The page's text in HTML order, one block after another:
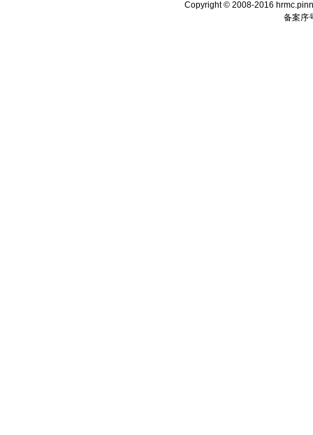
Copyright © 2008-2016
备案序